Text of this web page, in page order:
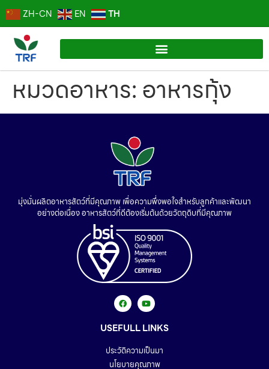
ZH-CN EN TH
หมวดอาหาร:อาหารกุ้ง
มุ่งมั่นผลิตอาหารสัตว์ที่มีคุณภาพ เพื่อความพึ่งพอใจสำหรับลูกค้าและพัฒนา
อย่างต่อเนื่อง อาหารสัตว์ที่ดีต้องเริ่มต้นด้วยวัตถุดิบที่มีคุณภาพ
USEFULL LINKS
ประวัติความเป็นมา
นโยบายคุณภาพ